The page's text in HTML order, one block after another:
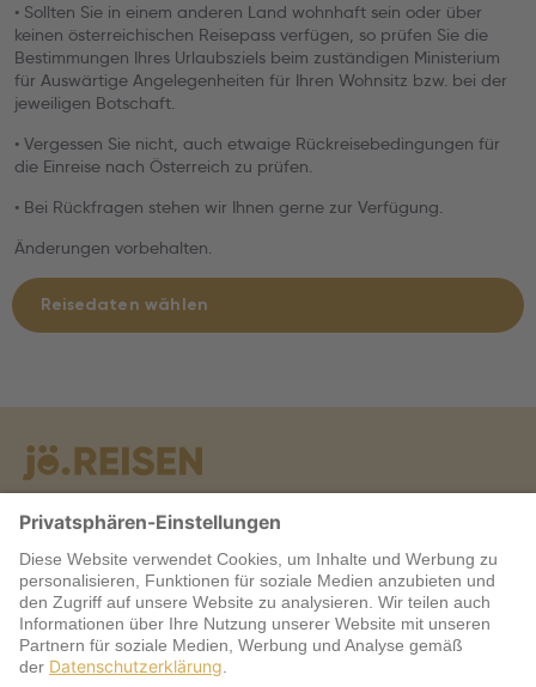
• Sollten Sie in einem anderen Land wohnhaft sein oder über
keinen österreichischen Reisepass verfügen, so prüfen Sie die
Bestimmungen Ihres Urlaubsziels beim zuständigen Ministerium
für Auswärtige Angelegenheiten für Ihren Wohnsitz bzw. bei der
jeweiligen Botschaft.
• Vergessen Sie nicht, auch etwaige Rückreisebedingungen für
die Einreise nach Österreich zu prüfen.
• Bei Rückfragen stehen wir Ihnen gerne zur Verfügung.
Änderungen vorbehalten.
Reisedaten wählen
Warum jö?
Service